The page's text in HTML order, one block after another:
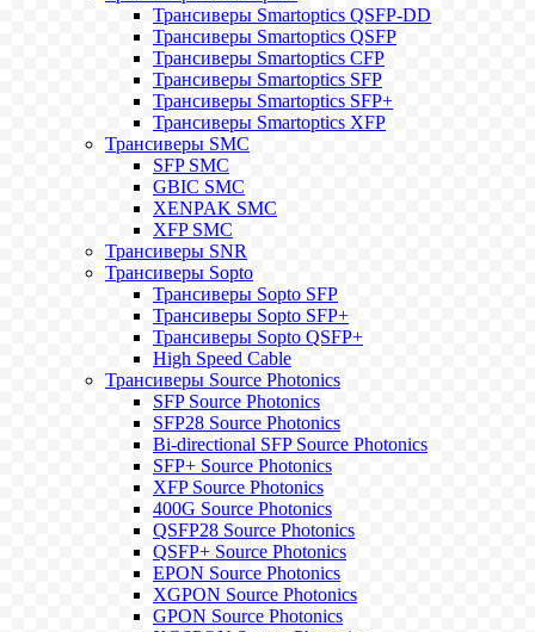
Трансиверы Smartoptics QSFP-DD
Трансиверы Smartoptics QSFP
Трансиверы Smartoptics CFP
Трансиверы Smartoptics SFP
Трансиверы Smartoptics SFP+
Трансиверы Smartoptics XFP
Трансиверы SMC
SFP SMC
GBIC SMC
XENPAK SMC
XFP SMC
Трансиверы SNR
Трансиверы Sopto
Трансиверы Sopto SFP
Трансиверы Sopto SFP+
Трансиверы Sopto QSFP+
High Speed Cable
Трансиверы Source Photonics
SFP Source Photonics
SFP28 Source Photonics
Bi-directional SFP Source Photonics
SFP+ Source Photonics
XFP Source Photonics
400G Source Photonics
QSFP28 Source Photonics
QSFP+ Source Photonics
EPON Source Photonics
XGPON Source Photonics
GPON Source Photonics